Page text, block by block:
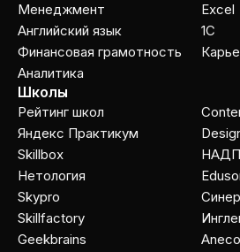
Менеджмент
Английский язык
Финансовая грамотность
Аналитика
Excel
1C
Школы
Рейтинг школ
Яндекс Практикум
Skillbox
Нетология
Skypro
Skillfactory
Geekbrains